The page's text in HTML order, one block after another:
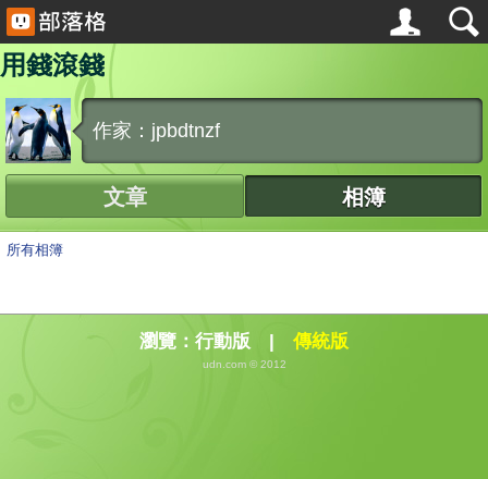
用錢滾錢
作家：jpbdtnzf
文章 相簿
所有相簿
瀏覽： 行動版 | 傳統版
udn.com © 2012